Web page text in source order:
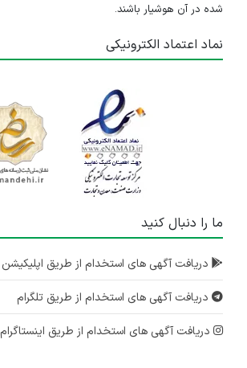
شده در آن هوشیار باشند.
نماد اعتماد الکترونیکی
ما را دنبال کنید
دریافت آگهی های استخدام از طریق اپلیکیشن
دریافت آگهی های استخدام از طریق تلگرام
دریافت آگهی های استخدام از طریق اینستاگرام